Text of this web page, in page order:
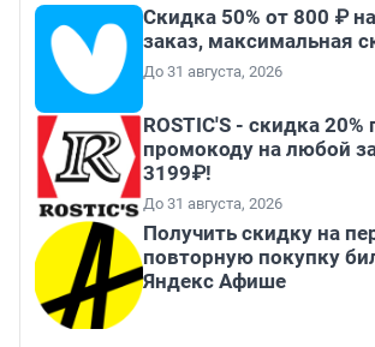
Скидка 50% от 800 ₽
заказ, максимальная
До 31 августа, 2026
ROSTIC'S - скидка 20%
промокоду на любой
3199₽!
До 31 августа, 2026
Получить скидку на
повторную покупку
Яндекс Афише